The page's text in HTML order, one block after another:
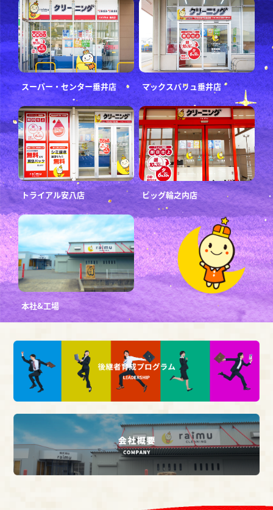
スーパー・センター垂井店 マックスバリュ垂井店
トライアル安八店 ビッグ輪之内店
本社&工場